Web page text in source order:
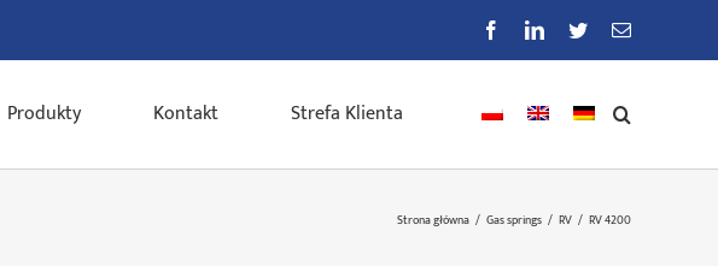
FacebookLinkedIn
TwitterE-
Produkty Kontakt Strefa Klienta
Strona główna / Gas springs / RV / RV 4200